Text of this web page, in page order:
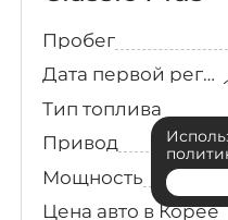
Пробег
Дата первой регистрации
Тип топлива
Привод
Мощность
Цена авто в Корее